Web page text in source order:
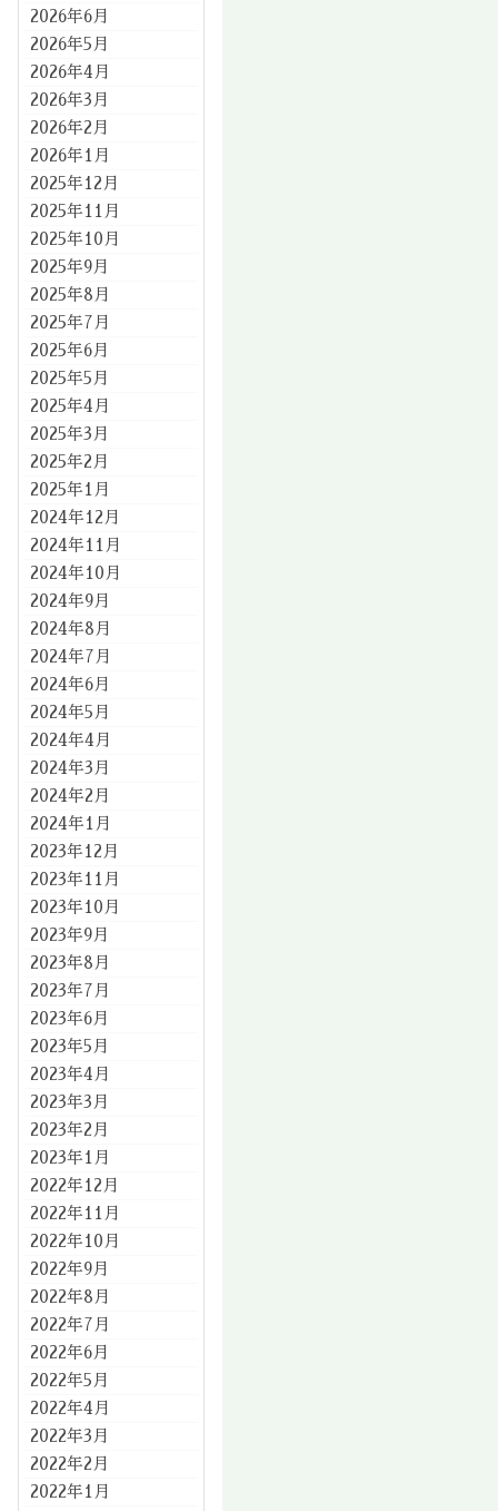
2026年6月
2026年5月
2026年4月
2026年3月
2026年2月
2026年1月
2025年12月
2025年11月
2025年10月
2025年9月
2025年8月
2025年7月
2025年6月
2025年5月
2025年4月
2025年3月
2025年2月
2025年1月
2024年12月
2024年11月
2024年10月
2024年9月
2024年8月
2024年7月
2024年6月
2024年5月
2024年4月
2024年3月
2024年2月
2024年1月
2023年12月
2023年11月
2023年10月
2023年9月
2023年8月
2023年7月
2023年6月
2023年5月
2023年4月
2023年3月
2023年2月
2023年1月
2022年12月
2022年11月
2022年10月
2022年9月
2022年8月
2022年7月
2022年6月
2022年5月
2022年4月
2022年3月
2022年2月
2022年1月